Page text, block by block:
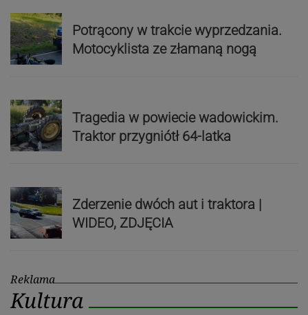
Potrącony w trakcie wyprzedzania.
Motocyklista ze złamaną nogą
Tragedia w powiecie wadowickim.
Traktor przygniótł 64-latka
Zderzenie dwóch aut i traktora |
WIDEO, ZDJĘCIA
Reklama
Kultura